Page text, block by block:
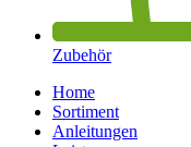
Zubehör
Home
Sortiment
Anleitungen